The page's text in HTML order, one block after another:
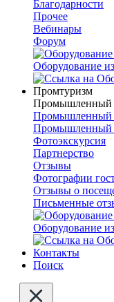
Благодарности
Прочее
Вебинары
Форум
Оборудование
Промтуризм
Промышленный
Промышленный
Промышленный
Фотоэкскурсия
Партнерство
Отзывы
Фотографии
Отзывы о
Письменные
Оборудование
Контакты
Поиск